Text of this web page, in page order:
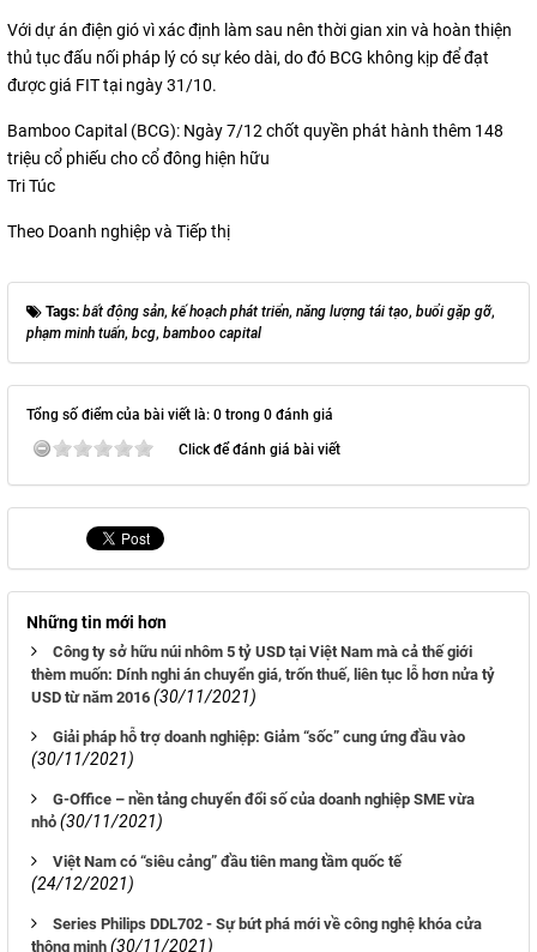
Với dự án điện gió vì xác định làm sau nên thời gian xin và hoàn thiện
thủ tục đấu nối pháp lý có sự kéo dài, do đó BCG không kịp để đạt
được giá FIT tại ngày 31/10.
Bamboo Capital (BCG): Ngày 7/12 chốt quyền phát hành thêm 148
triệu cổ phiếu cho cổ đông hiện hữu
Tri Túc
Theo Doanh nghiệp và Tiếp thị
Tags: bất động sản, kế hoạch phát triển, năng lượng tái tạo, buổi gặp gỡ,
phạm minh tuấn, bcg, bamboo capital
Tổng số điểm của bài viết là: 0 trong 0 đánh giá
Click để đánh giá bài viết
Những tin mới hơn
Công ty sở hữu núi nhôm 5 tỷ USD tại Việt Nam mà cả thế giới
thèm muốn: Dính nghi án chuyển giá, trốn thuế, liên tục lỗ hơn nửa tỷ
USD từ năm 2016 (30/11/2021)
Giải pháp hỗ trợ doanh nghiệp: Giảm “sốc” cung ứng đầu vào
(30/11/2021)
G-Office – nền tảng chuyển đổi số của doanh nghiệp SME vừa
nhỏ (30/11/2021)
Việt Nam có “siêu cảng” đầu tiên mang tầm quốc tế
(24/12/2021)
Series Philips DDL702 - Sự bứt phá mới về công nghệ khóa cửa
thông minh (30/11/2021)